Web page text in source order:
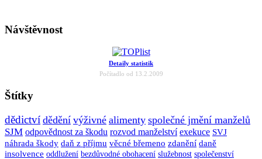
Návštěvnost
Detaily statistik
Počítadlo od 13.2.2009
Štítky
dědictví dědění výživné alimenty společné jmění manželů
SJM odpovědnost za škodu rozvod manželství exekuce SVJ
náhrada škody daň z příjmu věcné břemeno zdanění daně
insolvence oddlužení bezdůvodné obohacení služebnost společenství